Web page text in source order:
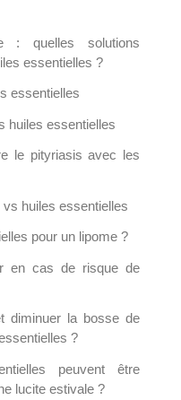
: quelles solutions
essentielles ?
essentielles
huiles essentielles
le pityriasis avec les
huiles essentielles
pour un lipome ?
en cas de risque de
diminuer la bosse de
?
peuvent être
lucite estivale ?